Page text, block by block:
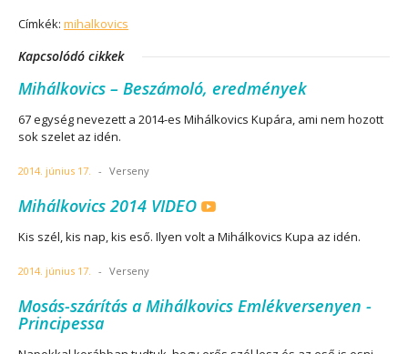
Címkék: mihalkovics
Kapcsolódó cikkek
Mihálkovics – Beszámoló, eredmények
67 egység nevezett a 2014-es Mihálkovics Kupára, ami nem hozott
sok szelet az idén.
2014. június 17. - Verseny
Mihálkovics 2014 VIDEO
Kis szél, kis nap, kis eső. Ilyen volt a Mihálkovics Kupa az idén.
2014. június 17. - Verseny
Mosás-szárítás a Mihálkovics Emlékversenyen -
Principessa